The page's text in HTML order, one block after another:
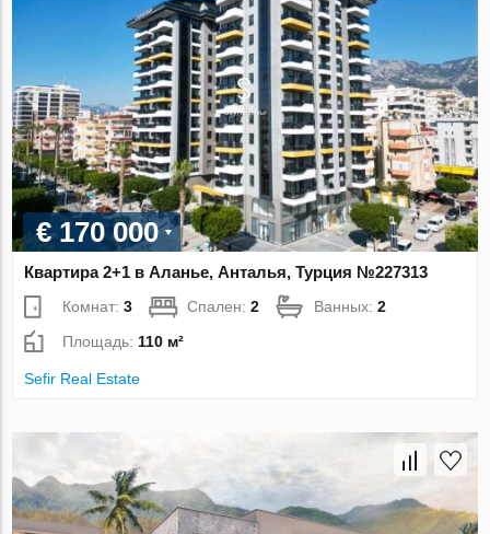
€ 170 000
Квартира 2+1 в Аланье, Анталья, Турция №227313
Комнат:3 Спален:2 Ванных:2
Площадь: 110 м²
Sefir Real Estate